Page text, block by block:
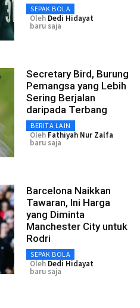
SEPAK BOLA
Oleh Dedi Hidayat
baru saja
Secretary Bird, Burung
Pemangsa yang Lebih
Sering Berjalan
daripada Terbang
BERITA LAIN
Oleh Fathiyah Nur Zalfa
baru saja
Barcelona Naikkan
Tawaran, Ini Harga
yang Diminta
Manchester City untuk
Rodri
SEPAK BOLA
Oleh Dedi Hidayat
baru saja